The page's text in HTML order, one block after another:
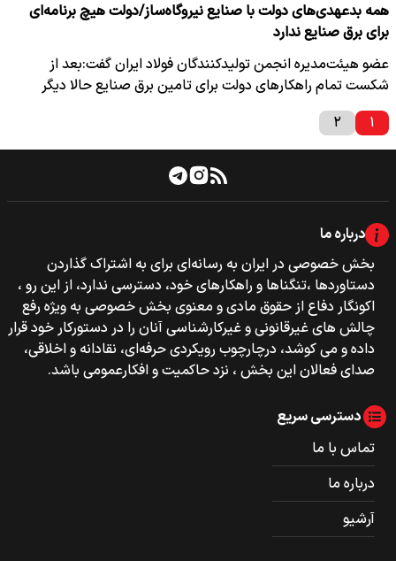
همه بدعهدی‌های دولت با صنایع نیروگاه‌ساز/دولت هیچ برنامه‌ای
برای برق صنایع ندارد
عضو هیئت‌مدیره انجمن تولیدکنندگان فولاد ایران گفت:بعد از
شکست تمام راهکارهای دولت برای تامین برق صنایع حالا دیگر
وقت…
۱ ۲
درباره ما
بخش خصوصی‌‌ در ایران به رسانه‌ای برای به اشتراک گذاردن
دستاوردها ،تنگناها و راهکارهای خود، دسترسی ندارد، از این رو ،
اکونگار دفاع از حقوق مادی و معنوی بخش خصوصی به ویژه رفع
چالش های غیرقانونی و غیرکارشناسی آنان را در دستورکار خود قرار
داده و می کوشد، درچارچوب رویکردی حرفه‌ای، نقادانه و اخلاقی،
صدای فعالان این بخش ، نزد حاکمیت و افکارعمومی باشد.
دسترسی سریع
تماس با ما
درباره ما
آرشیو